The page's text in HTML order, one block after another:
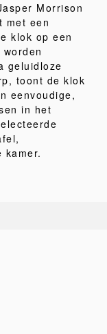
Morrison
met een
klok op een
geluidloze
toont de klok
eenvoudige,
in het
kamer.